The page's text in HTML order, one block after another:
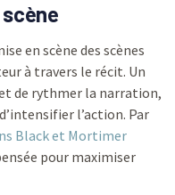
en scène des scènes
à travers le récit. Un
de rythmer la narration,
l’action. Par
Black et Mortimer
pour maximiser